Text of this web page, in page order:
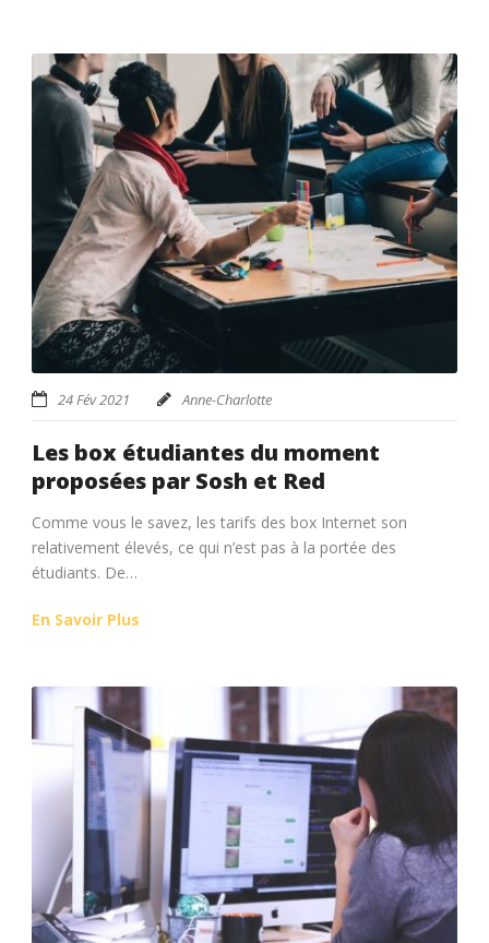
24 Fév 2021 Anne-Charlotte
Les box étudiantes du moment
proposées par Sosh et Red
Comme vous le savez, les tarifs des box Internet son
relativement élevés, ce qui n’est pas à la portée des
étudiants. De…
En Savoir Plus